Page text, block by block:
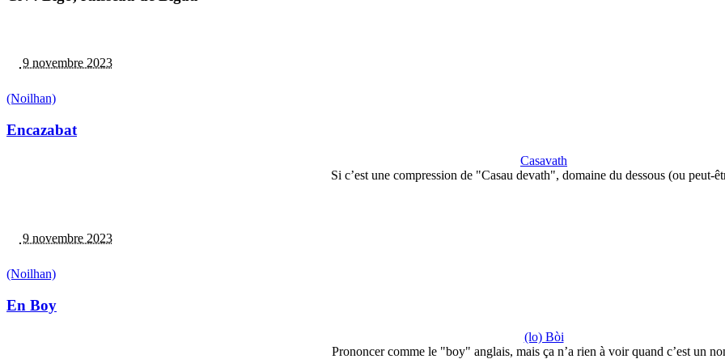
9 novembre 2023
(Noilhan)
Encazabat
Casavath
Si c’est une compression de "Casau devath", domaine du dessous (ou peut-
9 novembre 2023
(Noilhan)
En Boy
(lo) Bòi
Prononcer comme le "boy" anglais, mais ça n’a rien à voir quand c’est un